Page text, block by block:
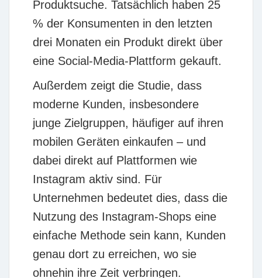
Produktsuche. Tatsächlich haben 25
% der Konsumenten in den letzten
drei Monaten ein Produkt direkt über
eine Social-Media-Plattform gekauft.
Außerdem zeigt die Studie, dass
moderne Kunden, insbesondere
junge Zielgruppen, häufiger auf ihren
mobilen Geräten einkaufen – und
dabei direkt auf Plattformen wie
Instagram aktiv sind. Für
Unternehmen bedeutet dies, dass die
Nutzung des Instagram-Shops eine
einfache Methode sein kann, Kunden
genau dort zu erreichen, wo sie
ohnehin ihre Zeit verbringen.